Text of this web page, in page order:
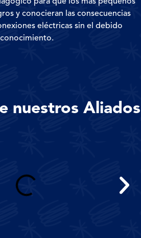
para que los más pequeños
y conocieran las consecuencias
eléctricas sin el debido
conocimiento.
nuestros Aliados